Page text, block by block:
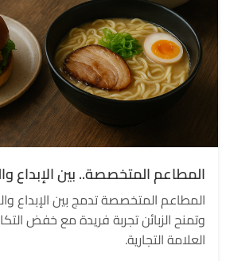
المطاعم المتخصصة.. بين الإبداع
المطاعم المتخصصة تدمج بين الإبداع
وتمنح الزبائن تجربة فريدة مع خفض
العلامة التجارية.